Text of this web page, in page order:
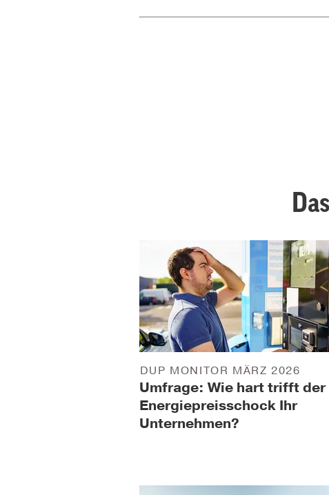
Umfrage: Wie hart trifft der
Energiepreisschock Ihr
Unternehmen?
DUP MONITOR MÄRZ 2026